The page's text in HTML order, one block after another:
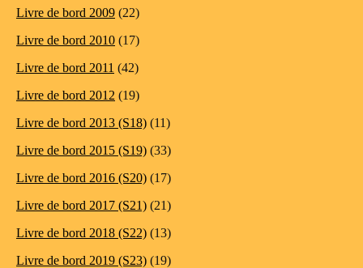
Livre de bord 2009 (22)
Livre de bord 2010 (17)
Livre de bord 2011 (42)
Livre de bord 2012 (19)
Livre de bord 2013 (S18) (11)
Livre de bord 2015 (S19) (33)
Livre de bord 2016 (S20) (17)
Livre de bord 2017 (S21) (21)
Livre de bord 2018 (S22) (13)
Livre de bord 2019 (S23) (19)